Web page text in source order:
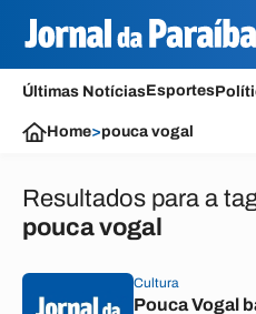
Últimas NotíciasEsportes
Home>pouca vogal
Resultados para a
pouca vogal
Cultura
Pouca Vogal